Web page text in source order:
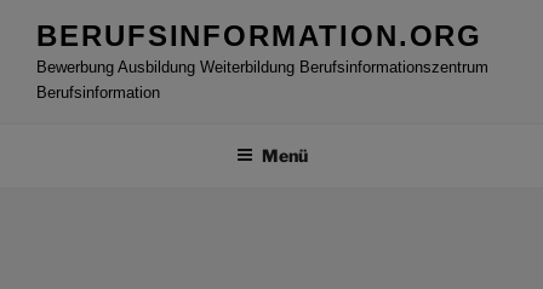
Inhalt
springen
BERUFSINFORMATION.ORG
Bewerbung Ausbildung Weiterbildung Berufsinformationszentrum
Berufsinformation
Menü